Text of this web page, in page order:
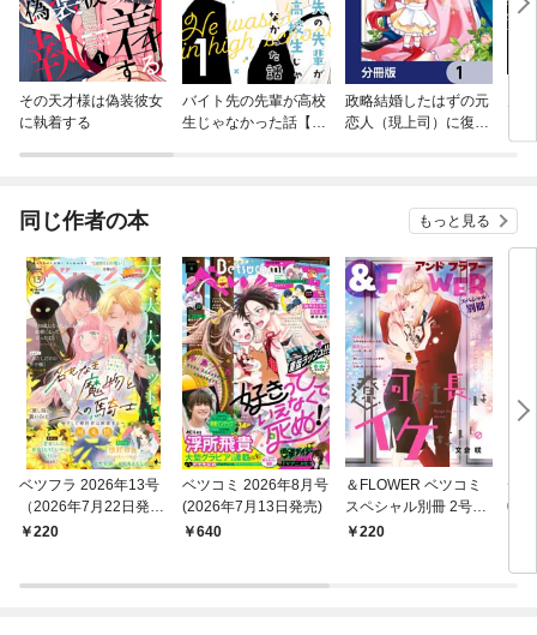
その天才様は偽装彼女
に執着する
バイト先の先輩が高校
生じゃなかった話【連
政略結婚したはずの元
恋人（現上司）に復縁
同じ作者の本 もっと見る
ベツフラ 2026年13号
（2026年7月22日発
売）220
ベツコミ 2026年8月号
(2026年7月13日発売)
640
＆FLOWER ベツコミ
スペシャル別冊 2号
（2021年8月12日発
220
デ
020